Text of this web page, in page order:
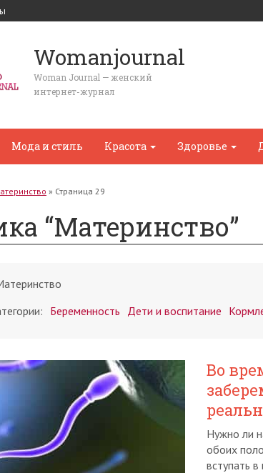
Womanjournal
Woman Journal — женский
интернет-журнал
Мода и стиль Красота Здоровье
» Страница 29
“Материнство”
Беременность Дети и воспитание
Во
Нужно ли
обоих
вступать